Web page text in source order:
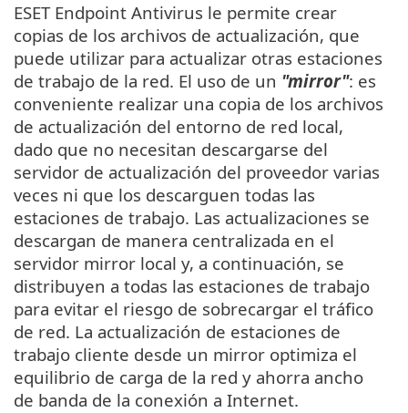
ESET Endpoint Antivirus le permite crear
copias de los archivos de actualización, que
puede utilizar para actualizar otras estaciones
de trabajo de la red. El uso de un "mirror": es
conveniente realizar una copia de los archivos
de actualización del entorno de red local,
dado que no necesitan descargarse del
servidor de actualización del proveedor varias
veces ni que los descarguen todas las
estaciones de trabajo. Las actualizaciones se
descargan de manera centralizada en el
servidor mirror local y, a continuación, se
distribuyen a todas las estaciones de trabajo
para evitar el riesgo de sobrecargar el tráfico
de red. La actualización de estaciones de
trabajo cliente desde un mirror optimiza el
equilibrio de carga de la red y ahorra ancho
de banda de la conexión a Internet.